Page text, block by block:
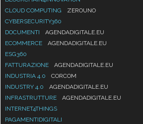
CLOUD COMPUTING
ZEROUNO
CYBERSECURITY360
DOCUMENTI
AGENDADIGITALE.EU
ECOMMERCE
AGENDADIGITALE.EU
ESG360
FATTURAZIONE
AGENDADIGITALE.EU
INDUSTRIA 4.0
CORCOM
INDUSTRY 4.0
AGENDADIGITALE.EU
INFRASTRUTTURE
AGENDADIGITALE.EU
INTERNET4THINGS
PAGAMENTIDIGITALI